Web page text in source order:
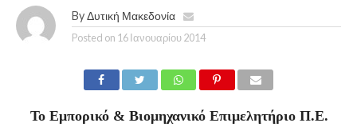
By Δυτική Μακεδονία
Posted on 16 Ιανουαρίου 2014
Το Εμπορικό & Βιομηχανικό Επιμελητήριο Π.Ε.